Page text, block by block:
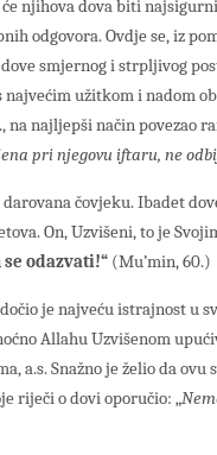
njihova dova biti
odgovora. Ovdje se, iz
smjernog i strpljivog
užitkom i nadom
na najljepši način povezao
pri njegovu iftaru, ne
čovjeku. Ibadet
On, Uzvišeni, to je
se odazvati!“ (Mu’min, 60.)
je najveću istrajnost u
Allahu Uzvišenom
a.s. Snažno je želio da
riječi o dovi oporučio: „